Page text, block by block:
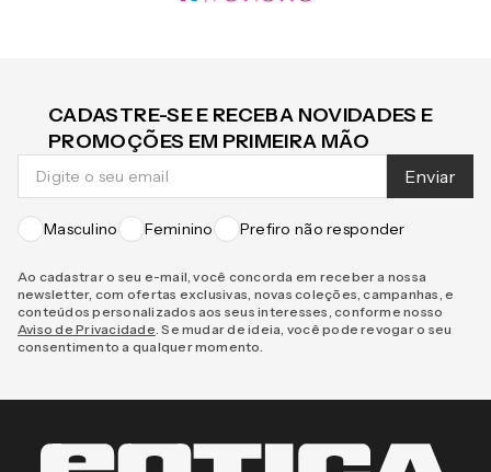
CADASTRE-SE E RECEBA NOVIDADES E
PROMOÇÕES EM PRIMEIRA MÃO
Enviar
Masculino Feminino Prefiro não responder
Ao cadastrar o seu e-mail, você concorda em receber a nossa
newsletter, com ofertas exclusivas, novas coleções, campanhas, e
conteúdos personalizados aos seus interesses, conforme nosso
Aviso de Privacidade . Se mudar de ideia, você pode revogar o seu
consentimento a qualquer momento.